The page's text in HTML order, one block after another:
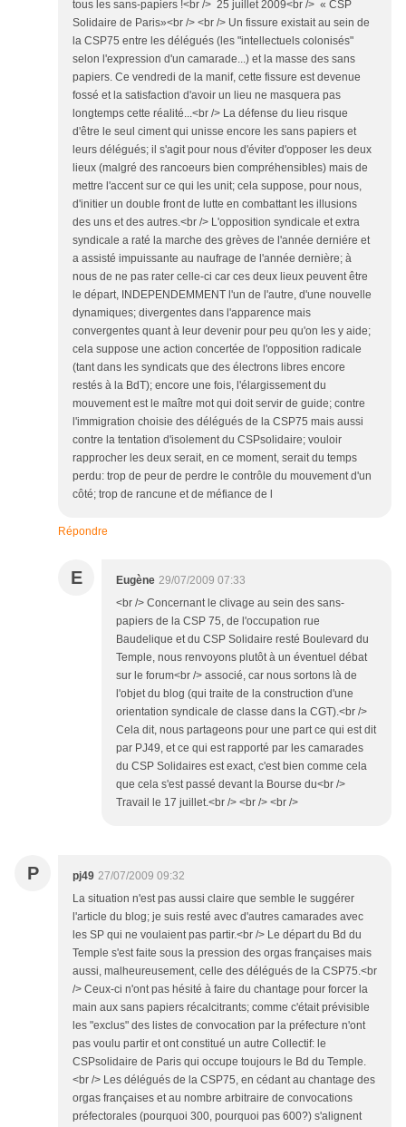
tous les sans-papiers !<br /> 25 juillet 2009<br /> « CSP
Solidaire de Paris»<br /> <br /> Un fissure existait au sein de
la CSP75 entre les délégués (les "intellectuels colonisés"
selon l'expression d'un camarade...) et la masse des sans
papiers. Ce vendredi de la manif, cette fissure est devenue
fossé et la satisfaction d'avoir un lieu ne masquera pas
longtemps cette réalité...<br /> La défense du lieu risque
d'être le seul ciment qui unisse encore les sans papiers et
leurs délégués; il s'agit pour nous d'éviter d'opposer les deux
lieux (malgré des rancoeurs bien compréhensibles) mais de
mettre l'accent sur ce qui les unit; cela suppose, pour nous,
d'initier un double front de lutte en combattant les illusions
des uns et des autres.<br /> L'opposition syndicale et extra
syndicale a raté la marche des grèves de l'année derniére et
a assisté impuissante au naufrage de l'année dernière; à
nous de ne pas rater celle-ci car ces deux lieux peuvent être
le départ, INDEPENDEMMENT l'un de l'autre, d'une nouvelle
dynamiques; divergentes dans l'apparence mais
convergentes quant à leur devenir pour peu qu'on les y aide;
cela suppose une action concertée de l'opposition radicale
(tant dans les syndicats que des électrons libres encore
restés à la BdT); encore une fois, l'élargissement du
mouvement est le maître mot qui doit servir de guide; contre
l'immigration choisie des délégués de la CSP75 mais aussi
contre la tentation d'isolement du CSPsolidaire; vouloir
rapprocher les deux serait, en ce moment, serait du temps
perdu: trop de peur de perdre le contrôle du mouvement d'un
côté; trop de rancune et de méfiance de l
Répondre
E Eugène 29/07/2009 07:33
<br /> Concernant le clivage au sein des sans-
papiers de la CSP 75, de l'occupation rue
Baudelique et du CSP Solidaire resté Boulevard du
Temple, nous renvoyons plutôt à un éventuel débat
sur le forum<br /> associé, car nous sortons là de
l'objet du blog (qui traite de la construction d'une
orientation syndicale de classe dans la CGT).<br />
Cela dit, nous partageons pour une part ce qui est dit
par PJ49, et ce qui est rapporté par les camarades
du CSP Solidaires est exact, c'est bien comme cela
que cela s'est passé devant la Bourse du<br />
Travail le 17 juillet.<br /> <br /> <br />
P pj49 27/07/2009 09:32
La situation n'est pas aussi claire que semble le suggérer
l'article du blog; je suis resté avec d'autres camarades avec
les SP qui ne voulaient pas partir.<br /> Le départ du Bd du
Temple s'est faite sous la pression des orgas françaises mais
aussi, malheureusement, celle des délégués de la CSP75.<br
/> Ceux-ci n'ont pas hésité à faire du chantage pour forcer la
main aux sans papiers récalcitrants; comme c'était prévisible
les "exclus" des listes de convocation par la préfecture n'ont
pas voulu partir et ont constitué un autre Collectif: le
CSPsolidaire de Paris qui occupe toujours le Bd du Temple.
<br /> Les délégués de la CSP75, en cédant au chantage des
orgas françaises et au nombre arbitraire de convocations
préfectorales (pourquoi 300, pourquoi pas 600?) s'alignent